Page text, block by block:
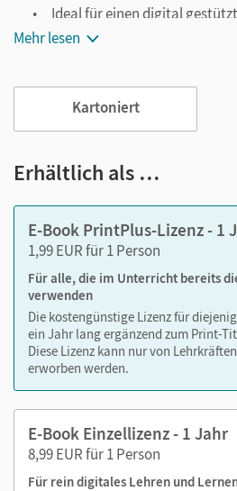
Ideal für einen digital
Notiz- und
Viele digitale Funktionen
Lernen:
Notizen erstellen
Lesezeichen hinzufügen
Zoomen
Mehr lesen
Kartoniert
Erhältlich als …
E-Book PrintPlus-Lizenz - 1
1,99 EUR für 1 Person
Für alle, die im Unterricht bereits
verwenden
Die kostengünstige Lizenz für
ein Jahr lang ergänzend zum Print-
Diese Lizenz kann nur von
erworben werden.
E-Book Einzellizenz - 1 Jahr
8,99 EUR für 1 Person
Für rein digitales Lehren und